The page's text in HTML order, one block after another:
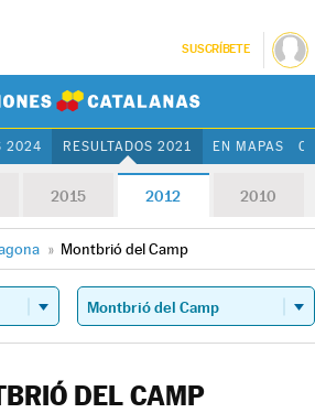
SUSCRÍBETE
2024 RESULTADOS 2021 EN MAPAS
2015 2012 2010
» Montbrió del Camp
DEL CAMP